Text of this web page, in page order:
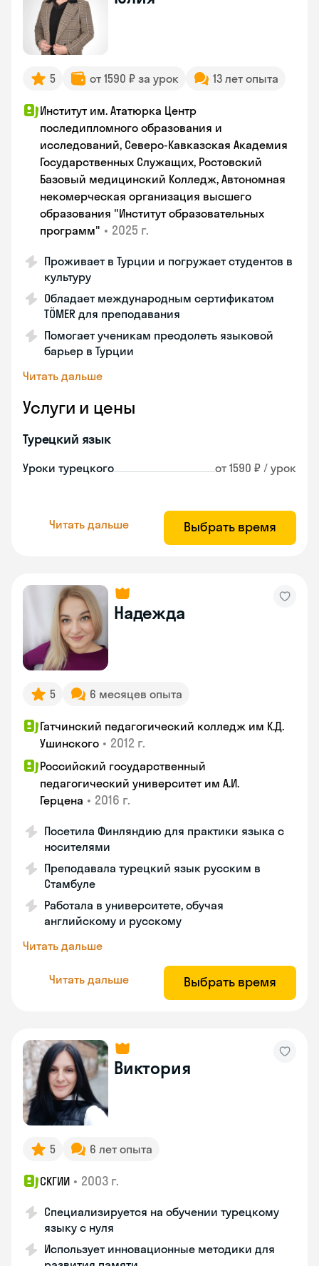
5 от 1590 ₽ за урок 13 лет опыта
Институт им. Ататюрка Центр
последипломного образования и
исследований, Северо-Кавказская Академия
Государственных Служащих, Ростовский
Базовый медицинский Колледж, Автономная
некомерческая организация высшего
образования "Институт образовательных
программ" • 2025 г.
Проживает в Турции и погружает студентов в
культуру
Обладает международным сертификатом
TÖMER для преподавания
Помогает ученикам преодолеть языковой
барьер в Турции
Читать дальше
Услуги и цены
Турецкий язык
Уроки турецкого от 1590 ₽ / урок
Читать дальше Выбрать время
Надежда
5 6 месяцев опыта
Гатчинский педагогический колледж им К.Д.
Ушинского • 2012 г.
Российский государственный
педагогический университет им А.И.
Герцена • 2016 г.
Посетила Финляндию для практики языка с
носителями
Преподавала турецкий язык русским в
Стамбуле
Работала в университете, обучая
английскому и русскому
Читать дальше
Читать дальше Выбрать время
Виктория
5 6 лет опыта
СКГИИ • 2003 г.
Специализируется на обучении турецкому
языку с нуля
Использует инновационные методики для